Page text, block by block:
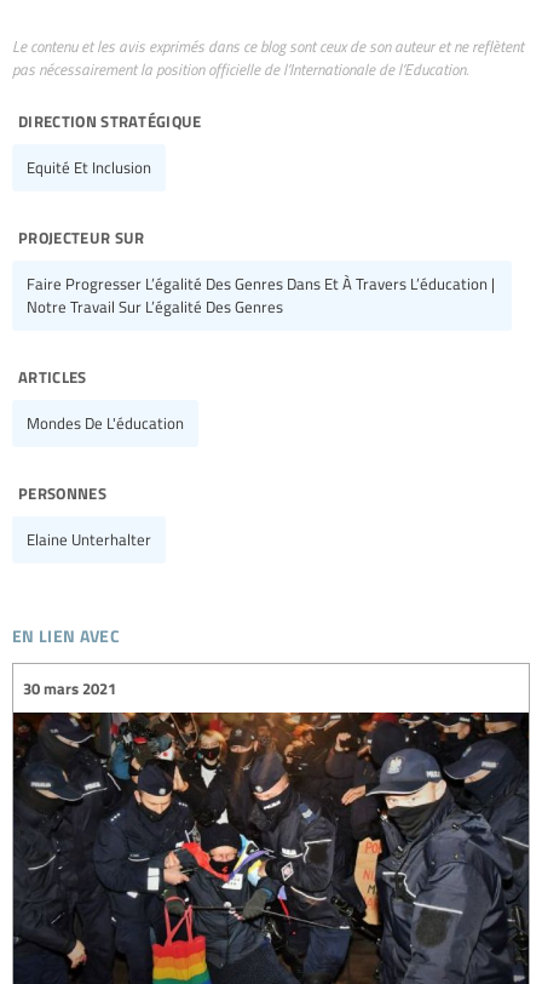
Le contenu et les avis exprimés dans ce blog sont ceux de son auteur et ne reflètent
pas nécessairement la position officielle de l’Internationale de l’Education.
direction stratégique
Equité Et Inclusion
projecteur sur
Faire Progresser L’égalité Des Genres Dans Et À Travers L’éducation |
Notre Travail Sur L’égalité Des Genres
articles
Mondes De L'éducation
personnes
Elaine Unterhalter
en lien avec
30 mars 2021